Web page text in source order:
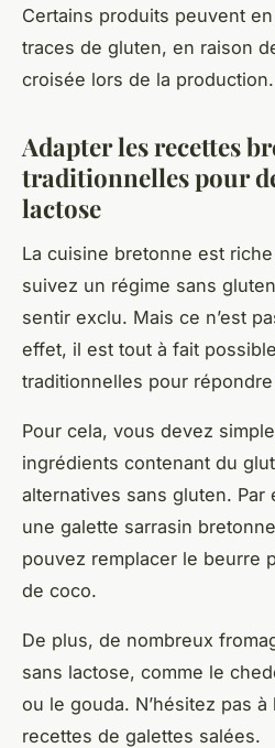
Certains produits peuvent
traces de gluten, en raison
croisée lors de la production.
Adapter les recettes
traditionnelles pour
lactose
La cuisine bretonne est
suivez un régime sans
sentir exclu. Mais ce n’est
effet, il est tout à fait
traditionnelles pour
Pour cela, vous devez
ingrédients contenant du
alternatives sans gluten. Par
une galette sarrasin
pouvez remplacer le beurre
de coco.
De plus, de nombreux
sans lactose, comme le
ou le gouda. N’hésitez pas
recettes de galettes salées.